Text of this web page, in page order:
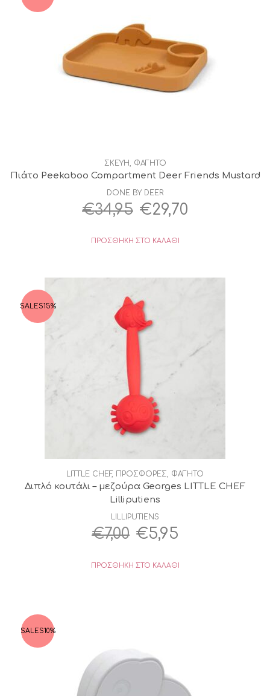
ΣΚΕΥΗ ΦΑΓΗΤΟ
Πιάτο Peekaboo Compartment Deer Friends Mustard
DONE BY DEER
€34,95 Original
€34,95.
€29,70
είναι:
ΠΡΟΣΘΉΚΗ ΣΤΟ ΚΑΛΆΘΙ
SALES15%
LITTLE CHEF, ΠΡΟΣΦΟΡΕΣ, ΦΑΓΗΤΟ
Διπλό κουτάλι – μεζούρα Georges LITTLE CHEF
Lilliputiens
LILLIPUTIENS
€7,00 Original
€5,95
ΠΡΟΣΘΉΚΗ ΣΤΟ ΚΑΛΆΘΙ
SALES10%